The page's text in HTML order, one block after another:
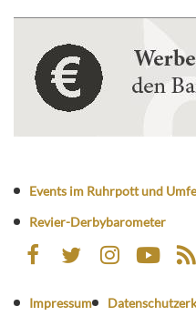
Events im Ruhrpott und
Revier-Derbybarometer
Impressum